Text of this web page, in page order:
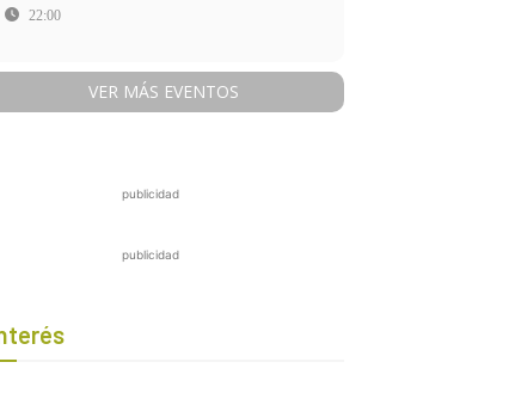
22:00
VER MÁS EVENTOS
publicidad
publicidad